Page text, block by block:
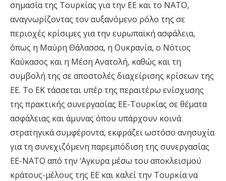
σημασία της Τουρκίας για την ΕΕ και το ΝΑΤΟ,
αναγνωρίζοντας τον αυξανόμενο ρόλο της σε
περιοχές κρίσιμες για την ευρωπαϊκή ασφάλεια,
όπως η Μαύρη Θάλασσα, η Ουκρανία, ο Νότιος
Καύκασος και η Μέση Ανατολή, καθώς και τη
συμβολή της σε αποστολές διαχείρισης κρίσεων της
ΕΕ. Το ΕΚ τάσσεται υπέρ της περαιτέρω ενίσχυσης
της πρακτικής συνεργασίας ΕΕ-Τουρκίας σε θέματα
ασφάλειας και άμυνας όπου υπάρχουν κοινά
στρατηγικά συμφέροντα, εκφράζει ωστόσο ανησυχία
για τη συνεχιζόμενη παρεμπόδιση της συνεργασίας
ΕΕ-ΝΑΤΟ από την ‘Αγκυρα μέσω του αποκλεισμού
κράτους-μέλους της ΕΕ και καλεί την Τουρκία να